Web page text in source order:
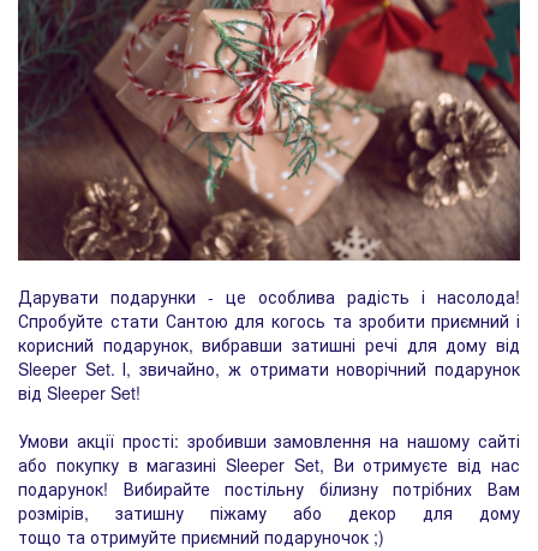
Дарувати подарунки - це особлива радість і насолода!
Спробуйте стати Сантою для когось та зробити приємний і
корисний подарунок, вибравши затишні речі для дому від
Sleeper Set. І, звичайно, ж отримати новорічний подарунок
від Sleeper Set!
Умови акції прості: зробивши замовлення на нашому сайті
або покупку в магазині Sleeper Set, Ви отримуєте від нас
подарунок! Вибирайте постільну білизну потрібних Вам
розмірів, затишну піжаму або декор для дому
тощо та отримуйте приємний подаруночок ;)